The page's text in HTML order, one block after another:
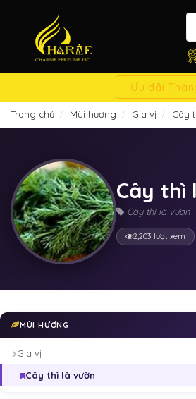
Ưu đãi
Trang chủ Mùi hương Gia vị Cây
Cây thì
Cây thì là vườn
2,203 lượt xem
MÙI HƯƠNG
Gia vị
Cây thì là vườn